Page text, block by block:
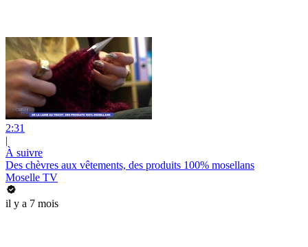
2:31
|
À suivre
Des chèvres aux vêtements, des produits 100% mosellans
Moselle TV
il y a 7 mois